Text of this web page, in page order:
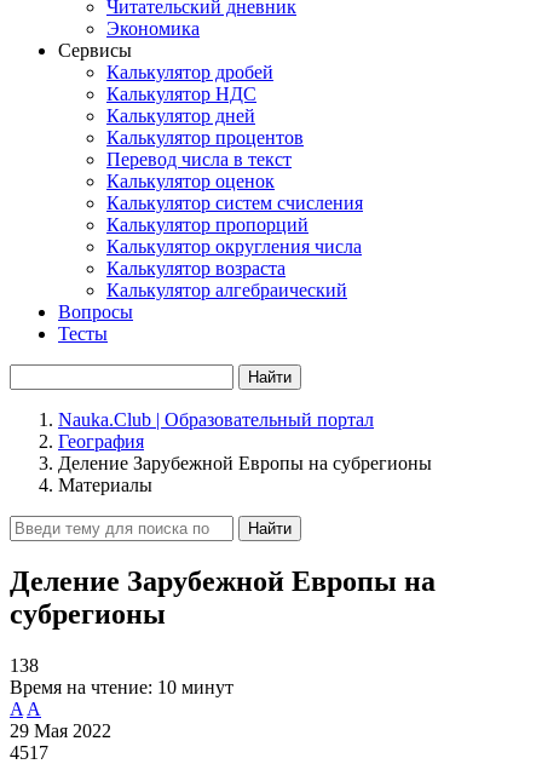
Читательский дневник
Экономика
Сервисы
Калькулятор дробей
Калькулятор НДС
Калькулятор дней
Калькулятор процентов
Перевод числа в текст
Калькулятор оценок
Калькулятор систем счисления
Калькулятор пропорций
Калькулятор округления числа
Калькулятор возраста
Калькулятор алгебраический
Вопросы
Тесты
Найти
Nauka.Club | Образовательный портал
География
Деление Зарубежной Европы на субрегионы
Материалы
Найти
Деление Зарубежной Европы на
субрегионы
138
Время на чтение: 10 минут
A A
29 Мая 2022
4517